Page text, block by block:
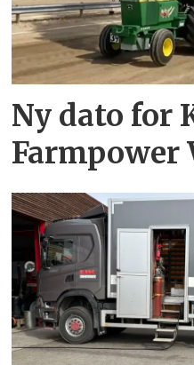
Ny dato for
Farmpower